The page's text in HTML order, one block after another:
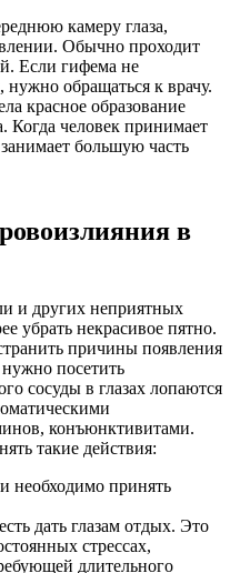
камеру глаза,
Обычно проходит
Если гифема не
нужно обращаться к врачу.
красное образование
Когда человек принимает
большую часть
в
и других неприятных
убрать некрасивое пятно.
причины появления
посетить
сосуды в глазах лопаются
конъюнктивитами.
такие действия:
необходимо принять
дать глазам отдых. Это
стрессах,
длительного